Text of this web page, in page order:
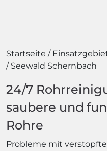
Startseite
Seewald Schernbach
24/7
saubere und
Rohre
Probleme mit